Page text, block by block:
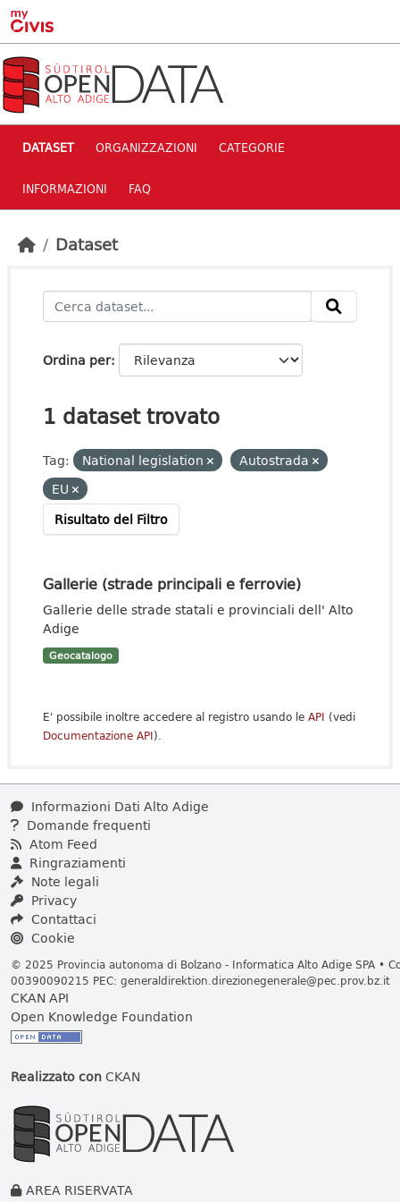
Skip to main content
DATASET ORGANIZZAZIONI CATEGORIE
INFORMAZIONI FAQ
Dataset
Ordina per
1 dataset trovato
Tag: National legislation
Autostrada
EU
Risultato del Filtro
Gallerie (strade principali e ferrovie)
Gallerie delle strade statali e provinciali dell' Alto
Adige
Geocatalogo
E' possibile inoltre accedere al registro usando le API (vedi
Documentazione API).
Informazioni Dati Alto Adige
Domande frequenti
Atom Feed
Ringraziamenti
Note legali
Privacy
Contattaci
Cookie
© 2025 Provincia autonoma di Bolzano - Informatica Alto Adige SPA •
00390090215 PEC: generaldirektion.direzionegenerale@pec.prov.bz.it
CKAN API
Open Knowledge Foundation
Realizzato conCKAN
AREA RISERVATA